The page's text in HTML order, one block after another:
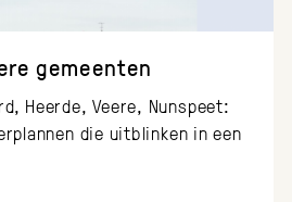
gemeenten
Heerde, Veere, Nunspeet:
die uitblinken in een